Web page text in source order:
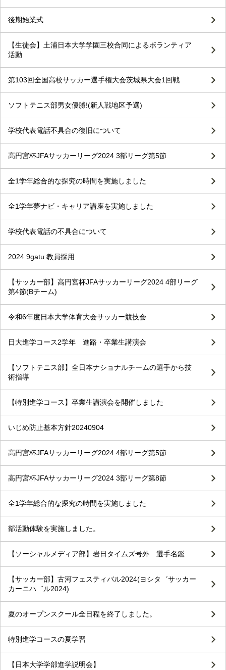
後期始業式
【生徒会】土浦日本大学学園三校合同によるボランティア
活動
第103回全国高校サッカー選手権大会茨城県大会1回戦
ソフトテニス部男女優勝!(新人戦地区予選)
学校代表電話不具合の復旧について
高円宮杯JFAサッカーリーグ2024 3部リーグ第5節
全1学年総合的な探究の時間を実施しました
全1学年夢ナビ・キャリア講座を実施しました
学校代表電話の不具合について
2024 9gatu 教員採用
【サッカー部】高円宮杯JFAサッカーリーグ2024 4部リーグ
第4節(Bチーム)
令和6年度日本大学体育大会サッカー競技会
日大進学コース2学年 進路・卒業生講演会
【ソフトテニス部】全日本ナショナルチームの選手から技
術指導
【特別進学コース】卒業生講演会を開催しました
いじめ防止基本方針20240904
高円宮杯JFAサッカーリーグ2024 4部リーグ第5節
高円宮杯JFAサッカーリーグ2024 3部リーグ第8節
全1学年総合的な探究の時間を実施しました
部活動体験を実施しました。
【ソーシャルメディア部】岩日タイムズ号外 選手名鑑
【サッカー部】古河フェスティバル2024(ヨシタ゛サッカー
カーニハ゛ル2024)
夏のオープンスクール全日程を終了しました。
特別進学コースの夏学習
【日本大学学部進学説明会】